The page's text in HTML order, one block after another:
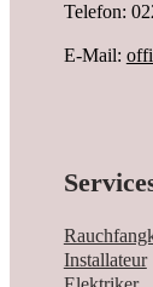
Telefon:
E-Mail:
Installateur